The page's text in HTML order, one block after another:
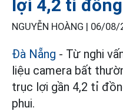
lợi 4,2 tỉ
NGUYỄN HOÀNG | 06/08/
Đà Nẵng - Từ nghi
liệu camera bất
trục lợi gần 4,2 tỉ
phui.